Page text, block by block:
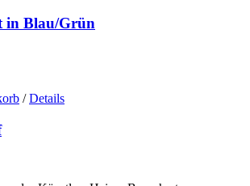
in Blau/Grün
/ Details